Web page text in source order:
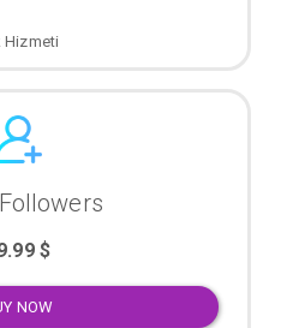
Hizmeti
Followers
$
NOW